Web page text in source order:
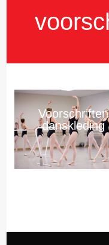
Voorschriften
danskleding